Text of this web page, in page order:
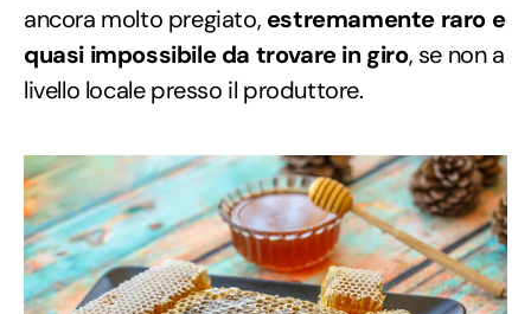
ancora molto pregiato, estremamente raro e
quasi impossibile da trovare in giro, se non a
livello locale presso il produttore.